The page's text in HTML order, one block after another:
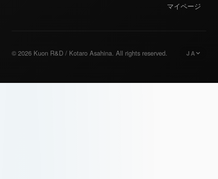
マイページ
© 2026 Kuon R&D / Kotaro Asahina. All rights reserved. JA